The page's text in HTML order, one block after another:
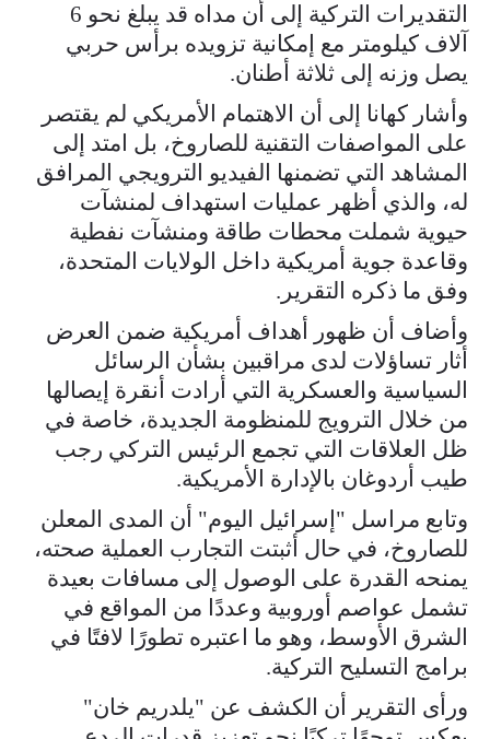
التقديرات التركية إلى أن مداه قد يبلغ نحو 6
آلاف كيلومتر مع إمكانية تزويده برأس حربي
يصل وزنه إلى ثلاثة أطنان.
وأشار كهانا إلى أن الاهتمام الأمريكي لم يقتصر
على المواصفات التقنية للصاروخ، بل امتد إلى
المشاهد التي تضمنها الفيديو الترويجي المرافق
له، والذي أظهر عمليات استهداف لمنشآت
حيوية شملت محطات طاقة ومنشآت نفطية
وقاعدة جوية أمريكية داخل الولايات المتحدة،
وفق ما ذكره التقرير.
وأضاف أن ظهور أهداف أمريكية ضمن العرض
أثار تساؤلات لدى مراقبين بشأن الرسائل
السياسية والعسكرية التي أرادت أنقرة إيصالها
من خلال الترويج للمنظومة الجديدة، خاصة في
ظل العلاقات التي تجمع الرئيس التركي رجب
طيب أردوغان بالإدارة الأمريكية.
وتابع مراسل "إسرائيل اليوم" أن المدى المعلن
للصاروخ، في حال أثبتت التجارب العملية صحته،
يمنحه القدرة على الوصول إلى مسافات بعيدة
تشمل عواصم أوروبية وعددًا من المواقع في
الشرق الأوسط، وهو ما اعتبره تطورًا لافتًا في
برامج التسليح التركية.
ورأى التقرير أن الكشف عن "يلدريم خان"